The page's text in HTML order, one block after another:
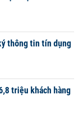
thông tin tín dụng
triệu khách hàng